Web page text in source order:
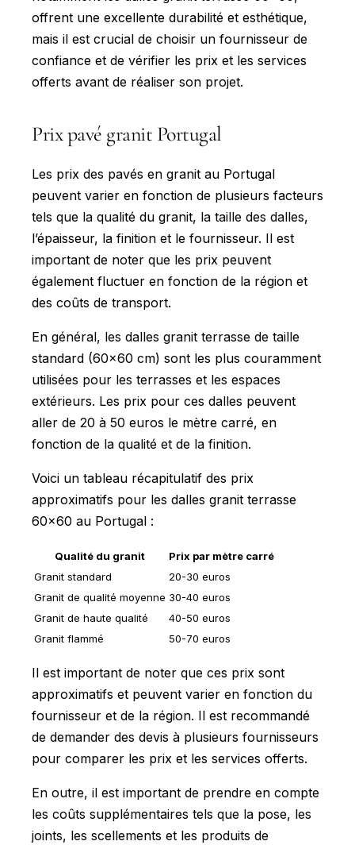
offrent une excellente durabilité et esthétique,
mais il est crucial de choisir un fournisseur de
confiance et de vérifier les prix et les services
offerts avant de réaliser son projet.
Prix pavé granit Portugal
Les prix des pavés en granit au Portugal
peuvent varier en fonction de plusieurs facteurs
tels que la qualité du granit, la taille des dalles,
l’épaisseur, la finition et le fournisseur. Il est
important de noter que les prix peuvent
également fluctuer en fonction de la région et
des coûts de transport.
En général, les dalles granit terrasse de taille
standard (60x60 cm) sont les plus couramment
utilisées pour les terrasses et les espaces
extérieurs. Les prix pour ces dalles peuvent
aller de 20 à 50 euros le mètre carré, en
fonction de la qualité et de la finition.
Voici un tableau récapitulatif des prix
approximatifs pour les dalles granit terrasse
60x60 au Portugal :
Qualité du granit
Prix par mètre carré
Granit standard
20-30 euros
Granit de qualité moyenne 30-40 euros
Granit de haute qualité
40-50 euros
Granit flammé
50-70 euros
Il est important de noter que ces prix sont
approximatifs et peuvent varier en fonction du
fournisseur et de la région. Il est recommandé
de demander des devis à plusieurs fournisseurs
pour comparer les prix et les services offerts.
En outre, il est important de prendre en compte
les coûts supplémentaires tels que la pose, les
joints, les scellements et les produits de